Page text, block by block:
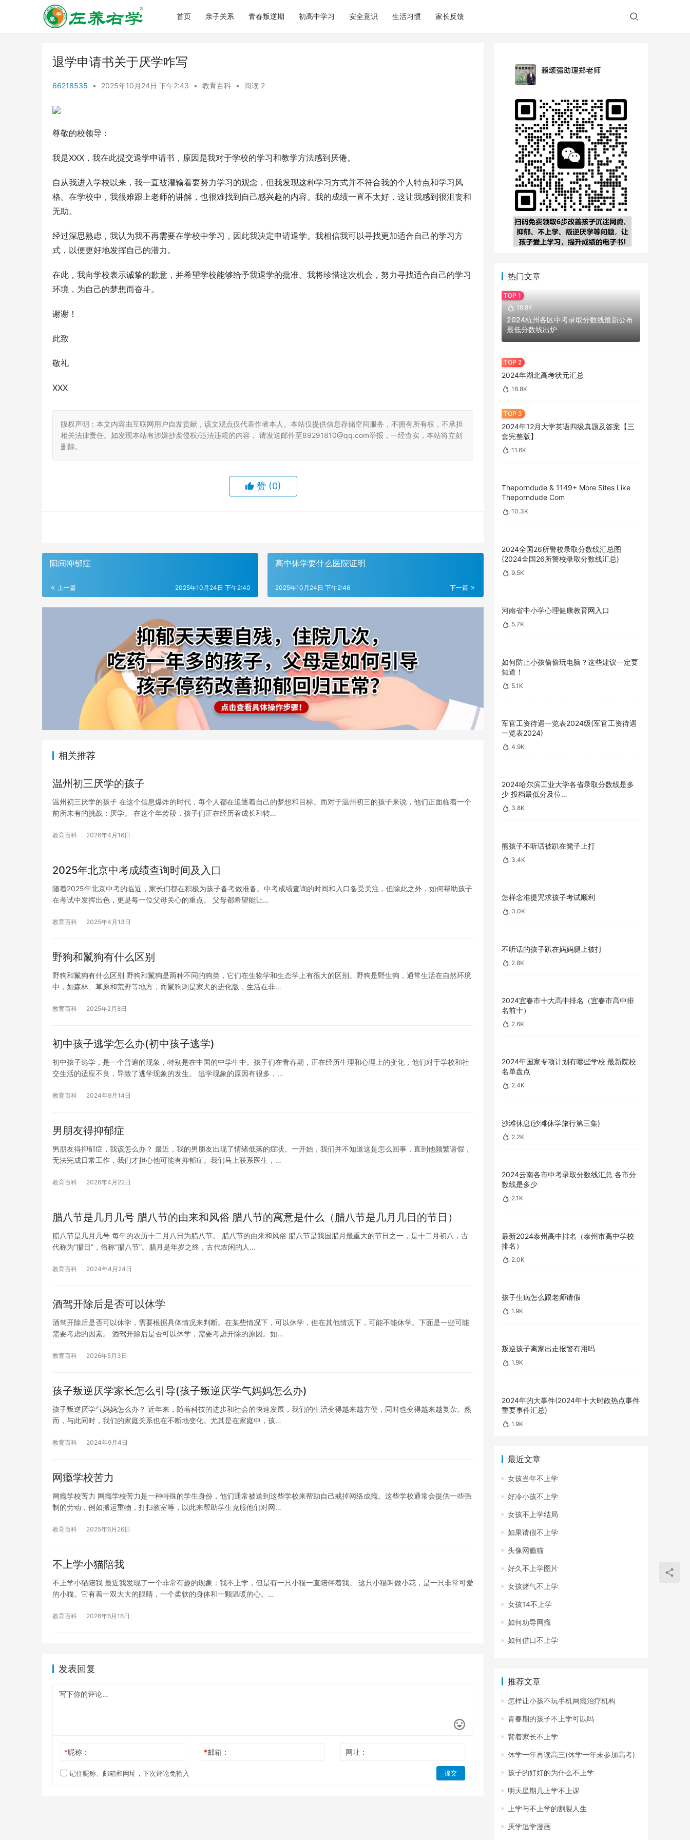
首页 亲子关系 青春叛逆期 初高中学习 安全意识 生活习惯 家长反馈
退学申请书关于厌学咋写
66218535 • 2025年10月24日 下午2:43 • 教育百科 • 阅读 2
尊敬的校领导：
我是XXX，我在此提交退学申请书，原因是我对于学校的学习和教学方法感到厌倦。
自从我进入学校以来，我一直被灌输着要努力学习的观念，但我发现这种学习方式并不符合我的个人特点和学习风
格。在学校中，我很难跟上老师的讲解，也很难找到自己感兴趣的内容。我的成绩一直不太好，这让我感到很沮丧和
无助。
经过深思熟虑，我认为我不再需要在学校中学习，因此我决定申请退学。我相信我可以寻找更加适合自己的学习方
式，以便更好地发挥自己的潜力。
在此，我向学校表示诚挚的歉意，并希望学校能够给予我退学的批准。我将珍惜这次机会，努力寻找适合自己的学习
环境，为自己的梦想而奋斗。
谢谢！
此致
敬礼
XXX
版权声明：本文内容由互联网用户自发贡献，该文观点仅代表作者本人。本站仅提供信息存储空间服务，不拥有所有权，不承担
相关法律责任。如发现本站有涉嫌抄袭侵权/违法违规的内容， 请发送邮件至89291810@qq.com举报，一经查实，本站将立刻
删除。
赞 (0)
阳间抑郁症
上一篇 2025年10月24日 下午2:40
高中休学要什么医院证明
下一篇
2025年10月24日 下午2:46
相关推荐
温州初三厌学的孩子
温州初三厌学的孩子 在这个信息爆炸的时代，每个人都在追逐着自己的梦想和目标。而对于温州初三的孩子来说，他们正面临着一个
前所未有的挑战：厌学。 在这个年龄段，孩子们正在经历着成长和转…
教育百科 2026年4月16日
2025年北京中考成绩查询时间及入口
随着2025年北京中考的临近，家长们都在积极为孩子备考做准备。中考成绩查询的时间和入口备受关注，但除此之外，如何帮助孩子
在考试中发挥出色，更是每一位父母关心的重点。 父母都希望能让…
教育百科 2025年4月13日
野狗和鬣狗有什么区别
野狗和鬣狗有什么区别 野狗和鬣狗是两种不同的狗类，它们在生物学和生态学上有很大的区别。野狗是野生狗，通常生活在自然环境
中，如森林、草原和荒野等地方，而鬣狗则是家犬的进化版，生活在非…
教育百科 2025年2月8日
初中孩子逃学怎么办(初中孩子逃学)
初中孩子逃学，是一个普遍的现象，特别是在中国的中学生中。孩子们在青春期，正在经历生理和心理上的变化，他们对于学校和社
交生活的适应不良，导致了逃学现象的发生。 逃学现象的原因有很多，…
教育百科 2024年9月14日
男朋友得抑郁症
男朋友得抑郁症，我该怎么办？ 最近，我的男朋友出现了情绪低落的症状。一开始，我们并不知道这是怎么回事，直到他频繁请假，
无法完成日常工作，我们才担心他可能有抑郁症。我们马上联系医生，…
教育百科 2026年4月22日
腊八节是几月几号 腊八节的由来和风俗 腊八节的寓意是什么（腊八节是几月几日的节日）
腊八节是几月几号 每年的农历十二月八日为腊八节。 腊八节的由来和风俗 腊八节是我国腊月最重大的节日之一，是十二月初八，古
代称为“腊日”，俗称“腊八节”。腊月是年岁之终，古代农闲的人…
教育百科 2024年4月24日
酒驾开除后是否可以休学
酒驾开除后是否可以休学，需要根据具体情况来判断。在某些情况下，可以休学，但在其他情况下，可能不能休学。下面是一些可能
需要考虑的因素。 酒驾开除后是否可以休学，需要考虑开除的原因。如…
教育百科 2026年5月3日
孩子叛逆厌学家长怎么引导(孩子叛逆厌学气妈妈怎么办)
孩子叛逆厌学气妈妈怎么办？ 近年来，随着科技的进步和社会的快速发展，我们的生活变得越来越方便，同时也变得越来越复杂。然
而，与此同时，我们的家庭关系也在不断地变化。尤其是在家庭中，孩…
教育百科 2024年9月4日
网瘾学校苦力
网瘾学校苦力 网瘾学校苦力是一种特殊的学生身份，他们通常被送到这些学校来帮助自己戒掉网络成瘾。这些学校通常会提供一些强
制的劳动，例如搬运重物，打扫教室等，以此来帮助学生克服他们对网…
教育百科 2025年6月26日
不上学小猫陪我
不上学小猫陪我 最近我发现了一个非常有趣的现象：我不上学，但是有一只小猫一直陪伴着我。 这只小猫叫做小花，是一只非常可爱
的小猫。它有着一双大大的眼睛，一个柔软的身体和一颗温暖的心。…
教育百科 2026年6月16日
发表回复
*昵称： *邮箱： 网址：
记住昵称、邮箱和网址，下次评论免输入 提交
热门文章
18.8K
2024杭州各区中考录取分数线最新公布
最低分数线出炉
2024年湖北高考状元汇总
18.8K
2024年12月大学英语四级真题及答案【三
套完整版】
11.6K
Theporndude & 1149+ More Sites Like
Theporndude Com
10.3K
2024全国26所警校录取分数线汇总图
(2024全国26所警校录取分数线汇总)
9.5K
河南省中小学心理健康教育网入口
5.7K
如何防止小孩偷偷玩电脑？这些建议一定要
知道！
5.1K
军官工资待遇一览表2024级(军官工资待遇
一览表2024)
4.9K
2024哈尔滨工业大学各省录取分数线是多
少 投档最低分及位…
3.8K
熊孩子不听话被趴在凳子上打
3.4K
怎样念准提咒求孩子考试顺利
3.0K
不听话的孩子趴在妈妈腿上被打
2.8K
2024宜春市十大高中排名（宜春市高中排
名前十）
2.6K
2024年国家专项计划有哪些学校 最新院校
名单盘点
2.4K
沙滩休息(沙滩休学旅行第三集)
2.2K
2024云南各市中考录取分数线汇总 各市分
数线是多少
2.1K
最新2024泰州高中排名（泰州市高中学校
排名）
2.0K
孩子生病怎么跟老师请假
1.9K
叛逆孩子离家出走报警有用吗
1.9K
2024年的大事件(2024年十大时政热点事件
重要事件汇总)
1.9K
最近文章
女孩当年不上学
好冷小孩不上学
女孩不上学结局
如果请假不上学
头像网瘾猫
好久不上学图片
女孩赌气不上学
女孩14不上学
如何劝导网瘾
如何借口不上学
推荐文章
怎样让小孩不玩手机网瘾治疗机构
青春期的孩子不上学可以吗
背着家长不上学
休学一年再读高三(休学一年未参加高考)
孩子的好好的为什么不上学
明天星期几上学不上课
上学与不上学的割裂人生
厌学逃学漫画